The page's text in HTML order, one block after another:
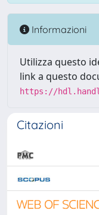
Informazioni
Utilizza questo
link a questo
https://
Citazioni